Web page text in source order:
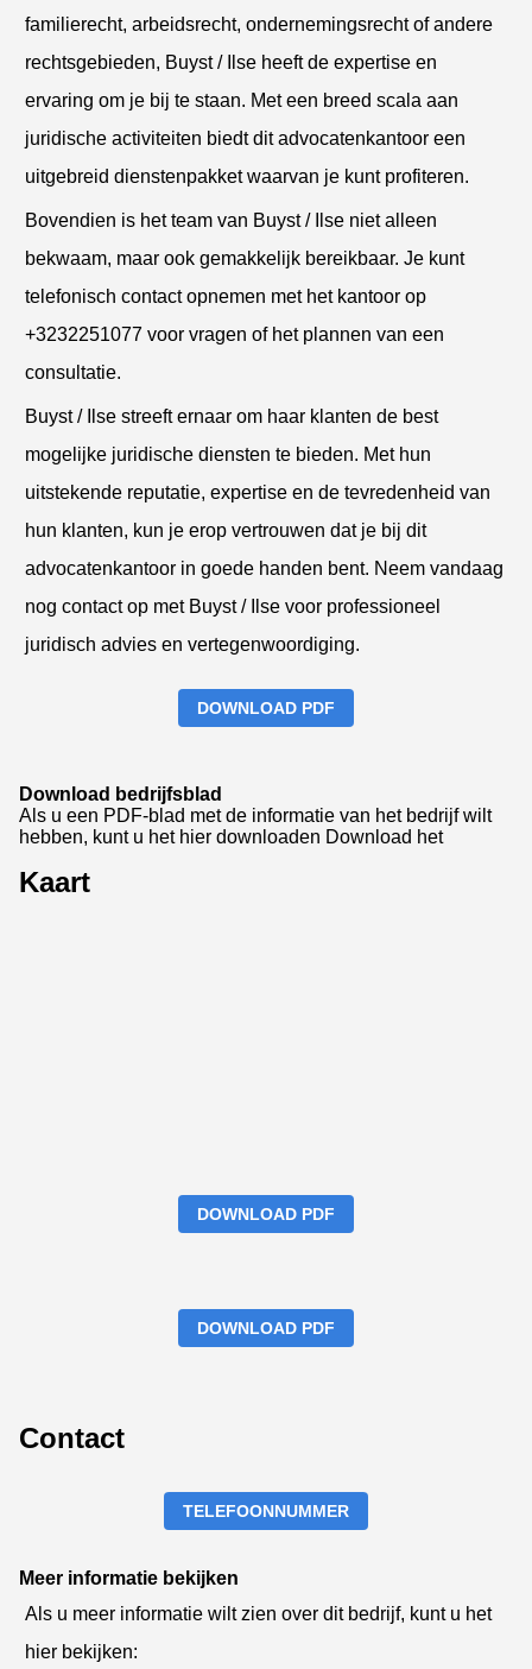
familierecht, arbeidsrecht, ondernemingsrecht of andere
rechtsgebieden, Buyst / Ilse heeft de expertise en
ervaring om je bij te staan. Met een breed scala aan
juridische activiteiten biedt dit advocatenkantoor een
uitgebreid dienstenpakket waarvan je kunt profiteren.
Bovendien is het team van Buyst / Ilse niet alleen
bekwaam, maar ook gemakkelijk bereikbaar. Je kunt
telefonisch contact opnemen met het kantoor op
+3232251077 voor vragen of het plannen van een
consultatie.
Buyst / Ilse streeft ernaar om haar klanten de best
mogelijke juridische diensten te bieden. Met hun
uitstekende reputatie, expertise en de tevredenheid van
hun klanten, kun je erop vertrouwen dat je bij dit
advocatenkantoor in goede handen bent. Neem vandaag
nog contact op met Buyst / Ilse voor professioneel
juridisch advies en vertegenwoordiging.
DOWNLOAD PDF
Download bedrijfsblad
Als u een PDF-blad met de informatie van het bedrijf wilt
hebben, kunt u het hier downloaden Download het
Kaart
DOWNLOAD PDF
DOWNLOAD PDF
Contact
TELEFOONNUMMER
Meer informatie bekijken
Als u meer informatie wilt zien over dit bedrijf, kunt u het
hier bekijken: